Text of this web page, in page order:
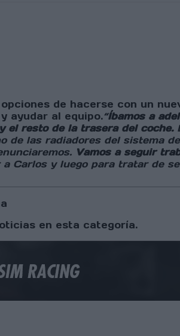
de hacerse con un
ayudar al equipo.“Íbamos a
el resto de la trasera del coche.
de las radiadores del sistema
Vamos a seguir
Carlos y luego para tratar de
en esta categoría.